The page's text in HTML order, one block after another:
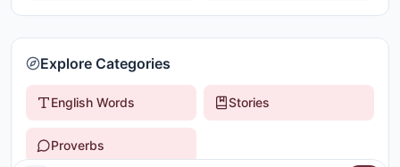
Explore Categories
English Words Stories
Proverbs